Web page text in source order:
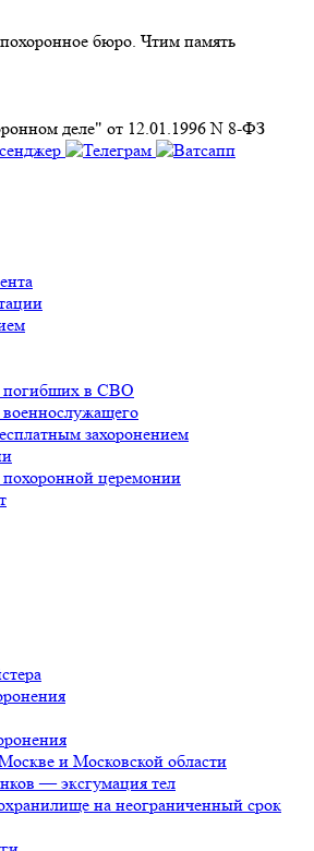
бюро. Чтим память
деле" от 12.01.1996 N 8-ФЗ
погибших в СВО
захоронением
церемонии
и Московской области
— эксгумация тел
на неограниченный срок